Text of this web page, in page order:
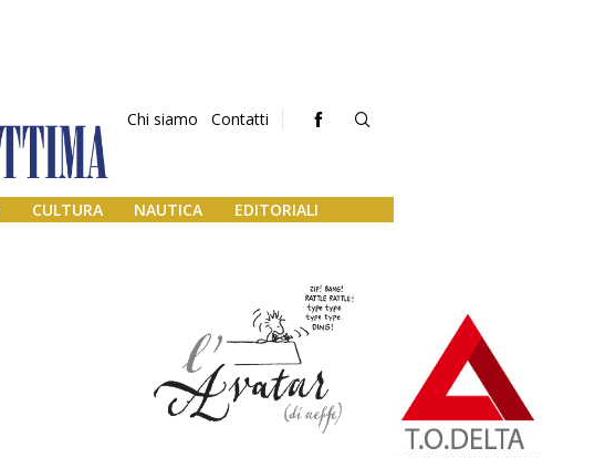
Chi siamo Contatti
CULTURA NAUTICA EDITORIALI